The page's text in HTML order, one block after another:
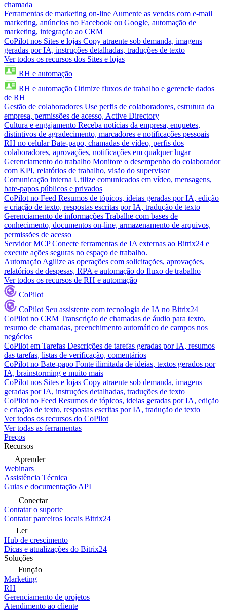
chamada
Ferramentas de marketing on-line Aumente as vendas com e-mail
marketing, anúncios no Facebook ou Google, automação de
marketing, integração ao CRM
CoPilot nos Sites e lojas Copy atraente sob demanda, imagens
geradas por IA, instruções detalhadas, traduções de texto
Ver todos os recursos dos Sites e lojas
RH e automação
RH e automação Otimize fluxos de trabalho e gerencie dados
de RH
Gestão de colaboradores Use perfis de colaboradores, estrutura da
empresa, permissões de acesso, Active Directory
Cultura e engajamento Receba notícias da empresa, enquetes,
distintivos de agradecimento, marcadores e notificações pessoais
RH no celular Bate-papo, chamadas de vídeo, perfis dos
colaboradores, aprovações, notificações em qualquer lugar
Gerenciamento do trabalho Monitore o desempenho do colaborador
com KPI, relatórios de trabalho, visão do supervisor
Comunicação interna Utilize comunicados em vídeo, mensagens,
bate-papos públicos e privados
CoPilot no Feed Resumos de tópicos, ideias geradas por IA, edição
e criação de texto, respostas escritas por IA, tradução de texto
Gerenciamento de informações Trabalhe com bases de
conhecimento, documentos on-line, armazenamento de arquivos,
permissões de acesso
Servidor MCP Conecte ferramentas de IA externas ao Bitrix24 e
execute ações seguras no espaço de trabalho.
Automação Agilize as operações com solicitações, aprovações,
relatórios de despesas, RPA e automação do fluxo de trabalho
Ver todos os recursos de RH e automação
CoPilot
CoPilot Seu assistente com tecnologia de IA no Bitrix24
CoPilot no CRM Transcrição de chamadas de áudio para texto,
resumo de chamadas, preenchimento automático de campos nos
negócios
CoPilot em Tarefas Descrições de tarefas geradas por IA, resumos
das tarefas, listas de verificação, comentários
CoPilot no Bate-papo Fonte ilimitada de ideias, textos gerados por
IA, brainstorming e muito mais
CoPilot nos Sites e lojas Copy atraente sob demanda, imagens
geradas por IA, instruções detalhadas, traduções de texto
CoPilot no Feed Resumos de tópicos, ideias geradas por IA, edição
e criação de texto, respostas escritas por IA, tradução de texto
Ver todos os recursos do CoPilot
Ver todas as ferramentas
Preços
Recursos
Aprender
Webinars
Assistência Técnica
Guias e documentação API
Conectar
Contatar o suporte
Contatar parceiros locais Bitrix24
Ler
Hub de crescimento
Dicas e atualizações do Bitrix24
Soluções
Função
Marketing
RH
Gerenciamento de projetos
Atendimento ao cliente